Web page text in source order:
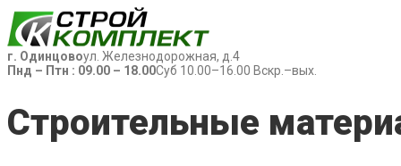
г. Одинцовоул. Железнодорожная, д.4
Пнд – Птн : 09.00 – 18.00Суб 10.00–16.00 Вскр.–вых.
Строительные